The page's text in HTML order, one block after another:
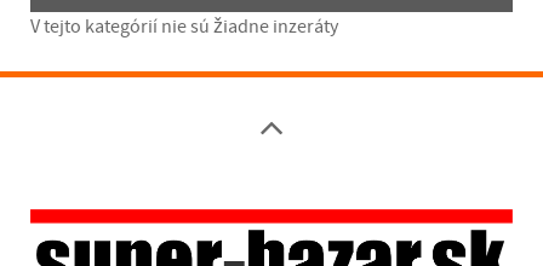
V tejto kategórií nie sú žiadne inzeráty